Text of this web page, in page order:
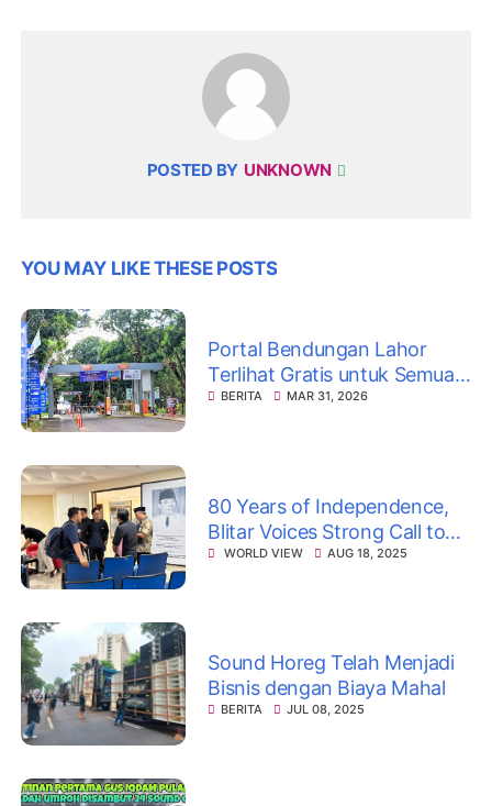
POSTED BY UNKNOWN
YOU MAY LIKE THESE POSTS
Portal Bendungan Lahor
Terlihat Gratis untuk Semua!
Polemik Panjang Berujung
BERITA MAR 31, 2026
80 Years of Independence,
Blitar Voices Strong Call to
Fight Corruption
WORLD VIEW AUG 18, 2025
Sound Horeg Telah Menjadi
Bisnis dengan Biaya Mahal
BERITA JUL 08, 2025